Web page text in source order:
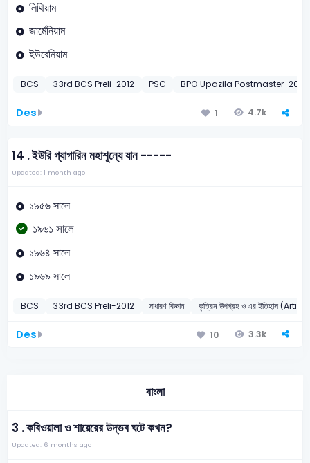
লিথিয়াম
জার্মেনিয়াম
ইউরেনিয়াম
BCS 33rd BCS Preli-2012 PSC BPO Upazila Postmaster-2010
Des 1 4.7k
14 .ইউরি গ্যাগারিন মহাশূন্যে যান -----
Updated: 1 month ago
১৯৫৬ সালে
১৯৬১ সালে
১৯৬৪ সালে
১৯৬৯ সালে
BCS 33rd BCS Preli-2012 সাধারণ বিজ্ঞান কৃত্রিম উপগ্রহ ও এর ইতিহাস
Des 10 3.3k
বাংলা
3 .কবিওয়ালা ও শায়েরের উদ্ভব ঘটে কখন?
Updated: 6 months ago